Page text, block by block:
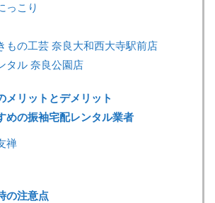
っこり
もの工芸 奈良大和西大寺駅前店
タル 奈良公園店
メリットとデメリット
めの振袖宅配レンタル業者
禅
の注意点